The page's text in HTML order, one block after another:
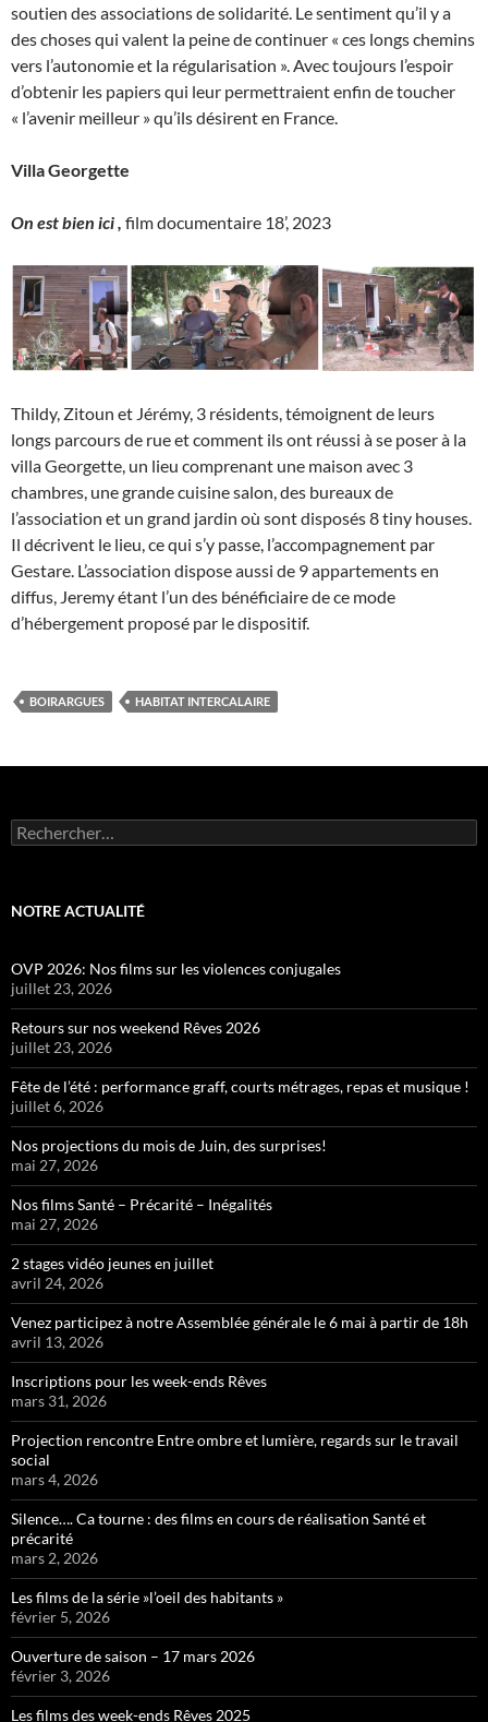
soutien des associations de solidarité. Le sentiment qu’il y a
des choses qui valent la peine de continuer « ces longs chemins
vers l’autonomie et la régularisation ». Avec toujours l’espoir
d’obtenir les papiers qui leur permettraient enfin de toucher
« l’avenir meilleur » qu’ils désirent en France.
Villa Georgette
On est bien ici , film documentaire 18’, 2023
Thildy, Zitoun et Jérémy, 3 résidents, témoignent de leurs
longs parcours de rue et comment ils ont réussi à se poser à la
villa Georgette, un lieu comprenant une maison avec 3
chambres, une grande cuisine salon, des bureaux de
l’association et un grand jardin où sont disposés 8 tiny houses.
Il décrivent le lieu, ce qui s’y passe, l’accompagnement par
Gestare. L’association dispose aussi de 9 appartements en
diffus, Jeremy étant l’un des bénéficiaire de ce mode
d’hébergement proposé par le dispositif.
BOIRARGUES HABITAT INTERCALAIRE
Rechercher :
NOTRE ACTUALITÉ
OVP 2026: Nos films sur les violences conjugales
juillet 23, 2026
Retours sur nos weekend Rêves 2026
juillet 23, 2026
Fête de l’été : performance graff, courts métrages, repas et musique !
juillet 6, 2026
Nos projections du mois de Juin, des surprises!
mai 27, 2026
Nos films Santé – Précarité – Inégalités
mai 27, 2026
2 stages vidéo jeunes en juillet
avril 24, 2026
Venez participez à notre Assemblée générale le 6 mai à partir de 18h
avril 13, 2026
Inscriptions pour les week-ends Rêves
mars 31, 2026
Projection rencontre Entre ombre et lumière, regards sur le travail
social
mars 4, 2026
Silence…. Ca tourne : des films en cours de réalisation Santé et
précarité
mars 2, 2026
Les films de la série »l’oeil des habitants »
février 5, 2026
Ouverture de saison – 17 mars 2026
février 3, 2026
Les films des week-ends Rêves 2025